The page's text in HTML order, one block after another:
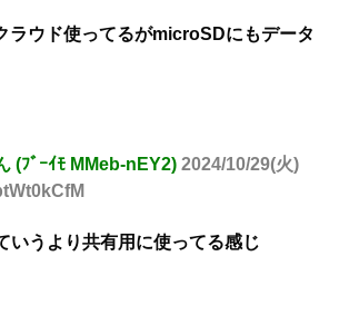
ラウド使ってるがmicroSDにもデータ
(ﾌﾞｰｲﾓ MMeb-nEY2) 2024/10/29(火)
いうより共有用に使ってる感じ